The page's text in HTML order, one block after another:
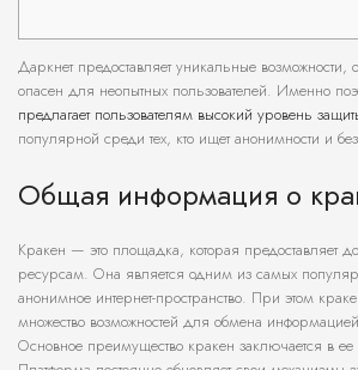
Даркнет предоставляет уникальные возможности,
опасен для неопытных пользователей. Именно
предлагает пользователям высокий уровень
популярной среди тех, кто ищет анонимности и
Общая информация о
Кракен — это площадка, которая предоставляет
ресурсам. Она является одним из самых
анонимное интернет-пространство. При этом
множество возможностей для обмена
Основное преимущество кракен заключается в ее